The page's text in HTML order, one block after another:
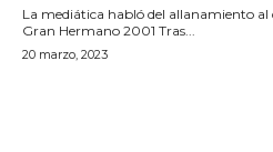
La mediática habló del allanamiento
Gran Hermano 2001 Tras...
20 marzo, 2023